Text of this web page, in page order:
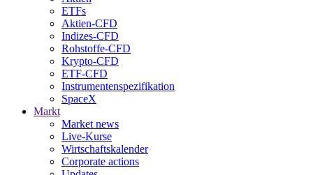
ETFs
Aktien-CFD
Indizes-CFD
Rohstoffe-CFD
Krypto-CFD
ETF-CFD
Instrumentenspezifikation
SpaceX
Markt
Market news
Live-Kurse
Wirtschaftskalender
Corporate actions